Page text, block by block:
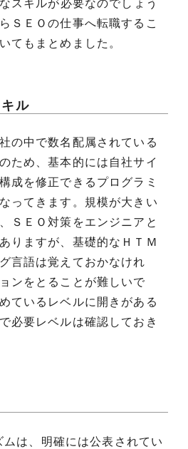
スキルが必要なのでしょう
ＳＥＯの仕事へ転職するこ
てもまとめました。
ル
の中で数名配属されている
ため、基本的には自社サイ
成を修正できるプログラミ
ってきます。規模が大きい
ＳＥＯ対策をエンジニアと
りますが、基礎的なＨＴＭ
言語は覚えておかなけれ
ンをとることが難しいで
ているレベルに開きがある
必要レベルは確認しておき
は、明確には公表されてい